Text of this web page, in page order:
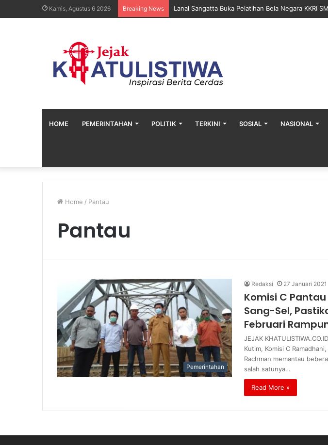
Kamis, Agustus 6 2026 Breaking News Lanal Sangatta Buka Pelatihan Bela Negara KKRI
HOME PEMERINTAHAN POLITIK TERKINI SOSIAL NASIONAL
Home / Pantau
Pantau
Pemerintahan
Redaksi 27 Januari 2021
Komisi C
Sang-Sel,
Februari
JEJAK
Kutim, Komisi C
Rachman memantau
salah satunya…
Read More »